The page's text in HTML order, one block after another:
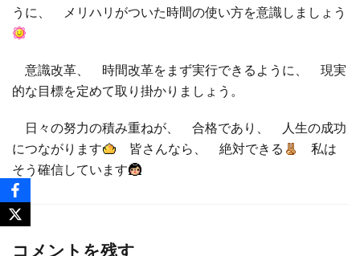
うに、 メリハリがついた時間の使い方を意識しましょう
意識改革、 時間改革をまず実行できるように、 現実
的な目標を定めて取り掛かりましょう。
日々の努力の積み重ねが、 合格であり、 人生の成功
につながります
皆さんなら、 絶対できる
私は
そう確信しています
コメントを残す